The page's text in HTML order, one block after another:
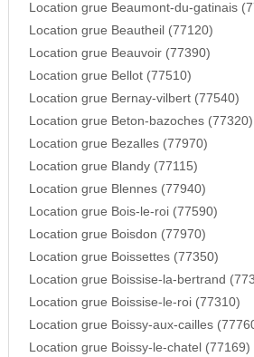
Location grue Beaumont-du-gatinais
Location grue Beautheil (77120)
Location grue Beauvoir (77390)
Location grue Bellot (77510)
Location grue Bernay-vilbert (77540)
Location grue Beton-bazoches (77320)
Location grue Bezalles (77970)
Location grue Blandy (77115)
Location grue Blennes (77940)
Location grue Bois-le-roi (77590)
Location grue Boisdon (77970)
Location grue Boissettes (77350)
Location grue Boissise-la-bertrand
Location grue Boissise-le-roi (77310)
Location grue Boissy-aux-cailles
Location grue Boissy-le-chatel (77169)